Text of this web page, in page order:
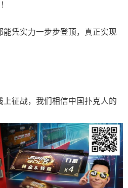
凭实力一步步登顶，真正实现
征战，我们相信中国扑克人的